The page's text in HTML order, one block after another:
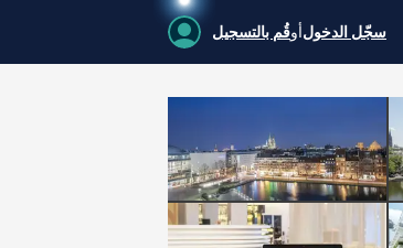
سجّل الدخولأوقُم بالتسجيل